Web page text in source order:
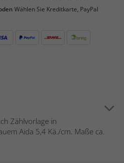
Wählen Sie Kreditkarte, PayPal
Zählvorlage in
Aida 5,4 Kä./cm. Maße ca.